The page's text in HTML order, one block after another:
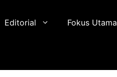
Editorial Fokus Utama